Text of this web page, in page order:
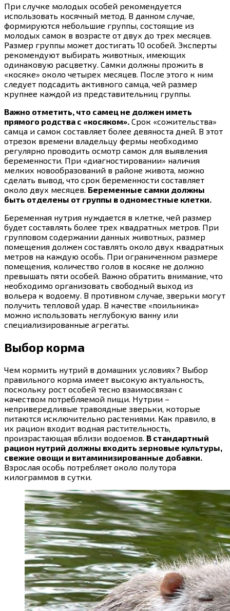
При случке молодых особей рекомендуется
использовать косячный метод. В данном случае,
формируются небольшие группы, состоящие из
молодых самок в возрасте от двух до трех месяцев.
Размер группы может достигать 10 особей. Эксперты
рекомендуют выбирать животных, имеющих
одинаковую расцветку. Самки должны прожить в
«косяке» около четырех месяцев. После этого к ним
следует подсадить активного самца, чей размер
крупнее каждой из представительниц группы.
Важно отметить, что самец не должен иметь
прямого родства с «косяком». Срок «сожительства»
самца и самок составляет более девяноста дней. В этот
отрезок времени владельцу фермы необходимо
регулярно проводить осмотр самок для выявления
беременности. При «диагностировании» наличия
мелких новообразований в районе живота, можно
сделать вывод, что срок беременности составляет
около двух месяцев. Беременные самки должны
быть отделены от группы в одноместные клетки.
Беременная нутрия нуждается в клетке, чей размер
будет составлять более трех квадратных метров. При
групповом содержании данных животных, размер
помещения должен составлять около двух квадратных
метров на каждую особь. При ограниченном размере
помещения, количество голов в косяке не должно
превышать пяти особей. Важно обратить внимание, что
необходимо организовать свободный выход из
вольера к водоему. В противном случае, зверьки могут
получить тепловой удар. В качестве «поильника»
можно использовать неглубокую ванну или
специализированные агрегаты.
Выбор корма
Чем кормить нутрий в домашних условиях? Выбор
правильного корма имеет высокую актуальность,
поскольку рост особей тесно взаимосвязан с
качеством потребляемой пищи. Нутрии –
непривередливые травоядные зверьки, которые
питаются исключительно растениями. Как правило, в
их рацион входит водная растительность,
произрастающая вблизи водоемов. В стандартный
рацион нутрий должны входить зерновые культуры,
свежие овощи и витаминизированные добавки.
Взрослая особь потребляет около полутора
килограммов в сутки.